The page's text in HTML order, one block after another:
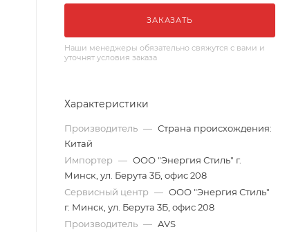
ЗАКАЗАТЬ
Наши менеджеры обязательно свяжутся с вами и
уточнят условия заказа
Характеристики
Производитель — Страна происхождения:
Китай
Импортер — ООО "Энергия Стиль" г.
Минск, ул. Берута 3Б, офис 208
Сервисный центр — ООО "Энергия Стиль"
г. Минск, ул. Берута 3Б, офис 208
Производитель — AVS